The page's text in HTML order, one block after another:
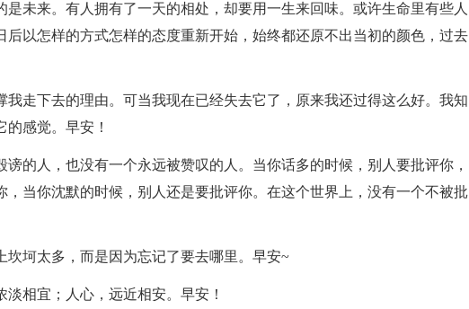
是未来。有人拥有了一天的相处，却要用一生来回味。或许生命里有些人
后以怎样的方式怎样的态度重新开始，始终都还原不出当初的颜色，过去
我走下去的理由。可当我现在已经失去它了，原来我还过得这么好。我知
感觉。早安！
谤的人，也没有一个永远被赞叹的人。当你话多的时候，别人要批评你，
，当你沈默的时候，别人还是要批评你。在这个世界上，没有一个不被批
坎坷太多，而是因为忘记了要去哪里。早安~
相宜；人心，远近相安。早安！